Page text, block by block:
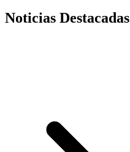
Noticias Destacadas